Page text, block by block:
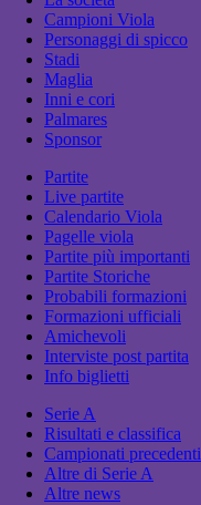
Campioni Viola
Personaggi di spicco
Stadi
Maglia
Inni e cori
Palmares
Sponsor
Partite
Live partite
Calendario Viola
Pagelle viola
Partite più importanti
Partite Storiche
Probabili formazioni
Formazioni ufficiali
Amichevoli
Interviste post partita
Info biglietti
Serie A
Risultati e classifica
Campionati precedenti
Altre di Serie A
Altre news